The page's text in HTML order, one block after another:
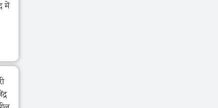
में